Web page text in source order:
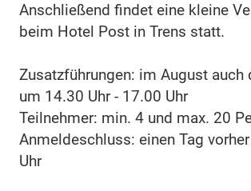
Anschließend findet eine kleine
beim Hotel Post in Trens statt.
Zusatzführungen: im August auch
um 14.30 Uhr - 17.00 Uhr
Teilnehmer: min. 4 und max. 20
Anmeldeschluss: einen Tag
Uhr